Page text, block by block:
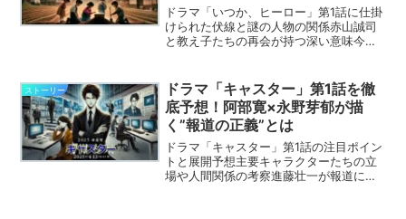
ドラマ「いつか、ヒーロー」第1話に仕掛
けられた伏線と謎の人物の関係赤山誠司
と教え子たちの再会が持つ深い意味今後
ストーリー
ドラマ「キャスター」第1話を徹
底予想！阿部寛×永野芽郁が描
く”報道の正義”とは
ドラマ「キャスター」第1話の注目ポイン
トと展開予想主要キャラクターたちの立
場や人間関係の考察進藤壮一が報道に巻